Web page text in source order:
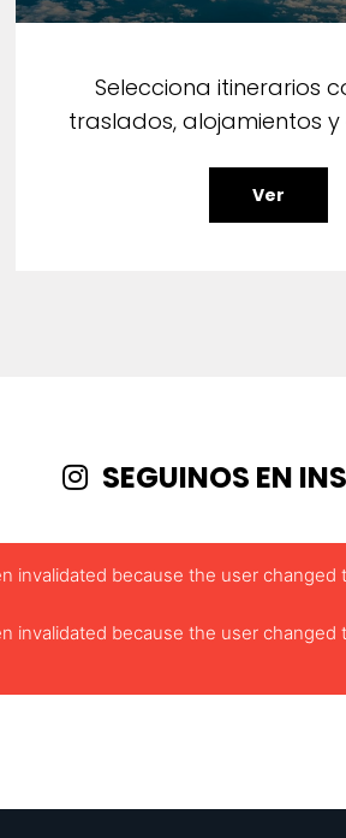
Selecciona itinerarios
traslados, alojamientos y
Ver
SEGUINOS EN
invalidated because the user
invalidated because the user